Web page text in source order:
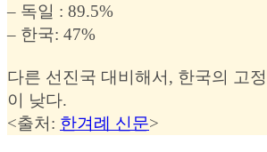
– 독일 : 89.5%
– 한국: 47%
다른 선진국 대비해서, 한국의 고
이 낮다.
<출처: 한겨례 신문>